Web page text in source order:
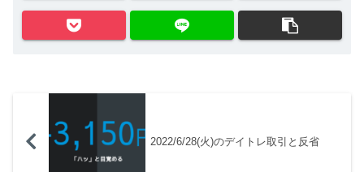
2022/6/28(火)のデイトレ取引と反省